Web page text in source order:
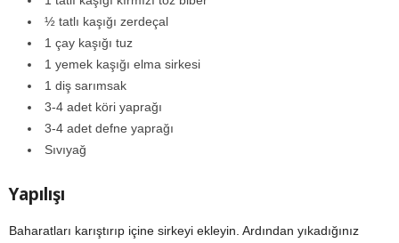
½ tatlı kaşığı zerdeçal
1 çay kaşığı tuz
1 yemek kaşığı elma sirkesi
1 diş sarımsak
3-4 adet köri yaprağı
3-4 adet defne yaprağı
Sıvıyağ
Yapılışı
Baharatları karıştırıp içine sirkeyi ekleyin. Ardından yıkadığınız